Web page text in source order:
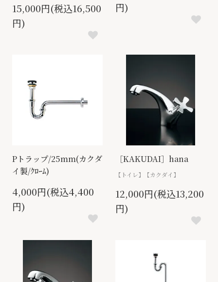
15,000円(税込16,500
円)
円)
Pトラップ/25mm(カクダ
イ製/ｸﾛｰﾑ)
4,000円(税込4,400
円)
［KAKUDAI］hana
【トイレ】【カクダイ】
12,000円(税込13,200
円)